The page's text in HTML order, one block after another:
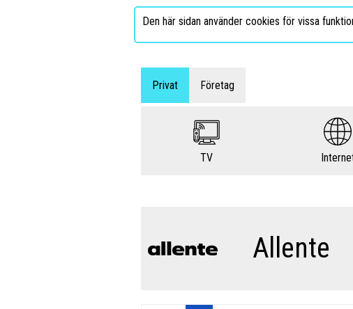
Den här sidan använder cookies för vissa
Privat Företag
TV
Allente